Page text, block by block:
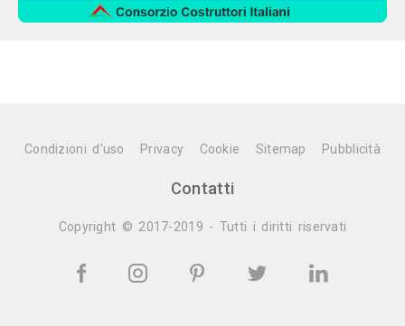
Condizioni d'uso Privacy Cookie Sitemap Pubblicità
Contatti
Copyright © 2017-2019 - Tutti i diritti riservati